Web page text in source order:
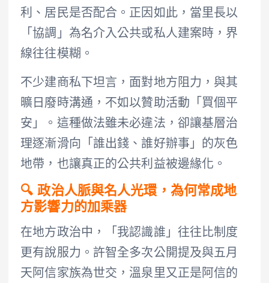
利、居民是否配合。正因如此，當里長以
「協調」為名介入公共或私人建案時，界
線往往模糊。
不少建商私下坦言，面對地方阻力，與其
曠日廢時溝通，不如以贊助活動「買個平
安」。這種做法雖未必違法，卻讓基層治
理逐漸滑向「誰出錢、誰好辦事」的灰色
地帶，也讓真正的公共利益被邊緣化。
🔍 政治人脈與名人光環，為何常成地
方影響力的加乘器
在地方政治中，「我認識誰」往往比制度
更有說服力。許智全多次公開提及與五月
天阿信家族為世交，溫泉里又正是阿信的